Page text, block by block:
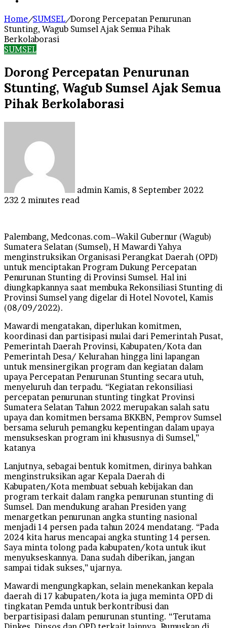
Home/SUMSEL/Dorong Percepatan Penurunan
Stunting, Wagub Sumsel Ajak Semua Pihak
Berkolaborasi
SUMSEL
Dorong Percepatan Penurunan
Stunting, Wagub Sumsel Ajak Semua
Pihak Berkolaborasi
admin Kamis, 8 September 2022
232 2 minutes read
Palembang, Medconas.com–Wakil Gubernur (Wagub)
Sumatera Selatan (Sumsel), H Mawardi Yahya
menginstruksikan Organisasi Perangkat Daerah (OPD)
untuk menciptakan Program Dukung Percepatan
Penurunan Stunting di Provinsi Sumsel. Hal ini
diungkapkannya saat membuka Rekonsiliasi Stunting di
Provinsi Sumsel yang digelar di Hotel Novotel, Kamis
(08/09/2022).
Mawardi mengatakan, diperlukan komitmen,
koordinasi dan partisipasi mulai dari Pemerintah Pusat,
Pemerintah Daerah Provinsi, Kabupaten/Kota dan
Pemerintah Desa/ Kelurahan hingga lini lapangan
untuk mensinergikan program dan kegiatan dalam
upaya Percepatan Penurunan Stunting secara utuh,
menyeluruh dan terpadu. “Kegiatan rekonsiliasi
percepatan penurunan stunting tingkat Provinsi
Sumatera Selatan Tahun 2022 merupakan salah satu
upaya dan komitmen bersama BKKBN, Pemprov Sumsel
bersama seluruh pemangku kepentingan dalam upaya
mensukseskan program ini khususnya di Sumsel,”
katanya
Lanjutnya, sebagai bentuk komitmen, dirinya bahkan
menginstruksikan agar Kepala Daerah di
Kabupaten/Kota membuat sebuah kebijakan dan
program terkait dalam rangka penurunan stunting di
Sumsel. Dan mendukung arahan Presiden yang
menargetkan penurunan angka stunting nasional
menjadi 14 persen pada tahun 2024 mendatang. “Pada
2024 kita harus mencapai angka stunting 14 persen.
Saya minta tolong pada kabupaten/kota untuk ikut
menyukseskannya. Dana sudah diberikan, jangan
sampai tidak sukses,” ujarnya.
Mawardi mengungkapkan, selain menekankan kepala
daerah di 17 kabupaten/kota ia juga meminta OPD di
tingkatan Pemda untuk berkontribusi dan
berpartisipasi dalam penurunan stunting. “Terutama